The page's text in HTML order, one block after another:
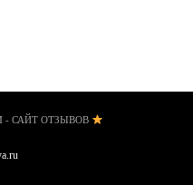
- САЙТ ОТЗЫВОВ